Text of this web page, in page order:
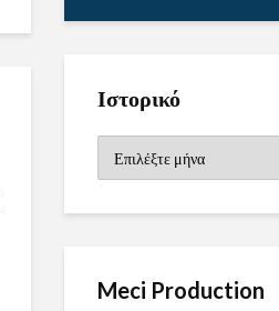
Ιστορικό
Meci Production